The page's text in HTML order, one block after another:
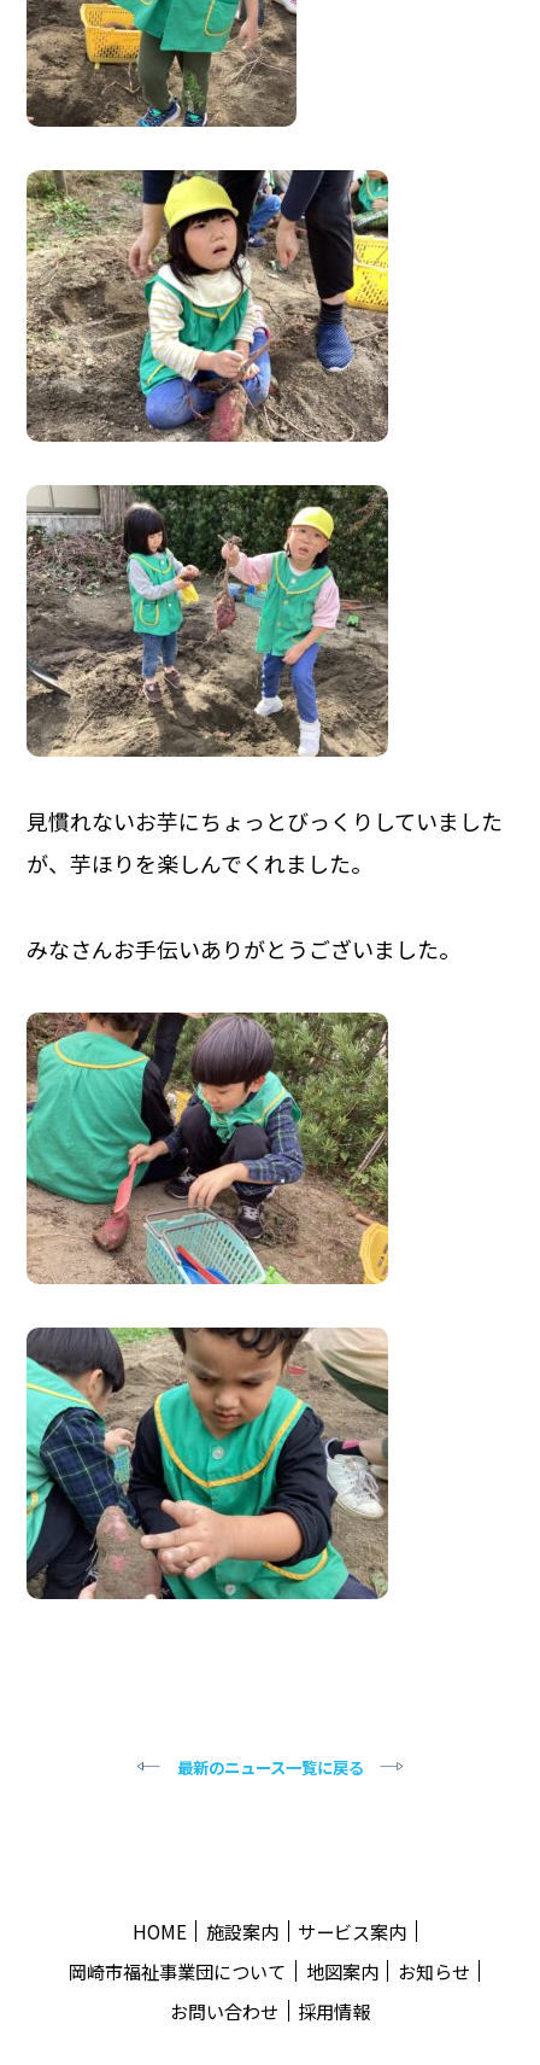
見慣れないお芋にちょっとびっくりしていました
が、芋ほりを楽しんでくれました。
みなさんお手伝いありがとうございました。
最新のニュース一覧に戻る
HOME 施設案内
サービス案内
岡崎市福祉事業団について
地図案内
お知らせ
お問い合わせ
採用情報